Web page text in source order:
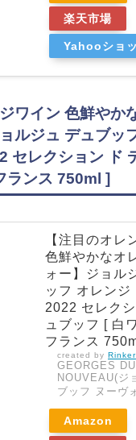
楽天市場
Yahooショ
ワイン 色鮮やか
ルジュ デュブッ
セレクション ド
ランス 750ml ]
【注目のオレ
色鮮やかなオ
ォー】ジョル
ッフ オレンジ
2022 セレク
ュブッフ [ 白
フランス
created by Rinker
GEORGES
NOUVEAU(ジ
ブッフ ヌーヴ
Amazon